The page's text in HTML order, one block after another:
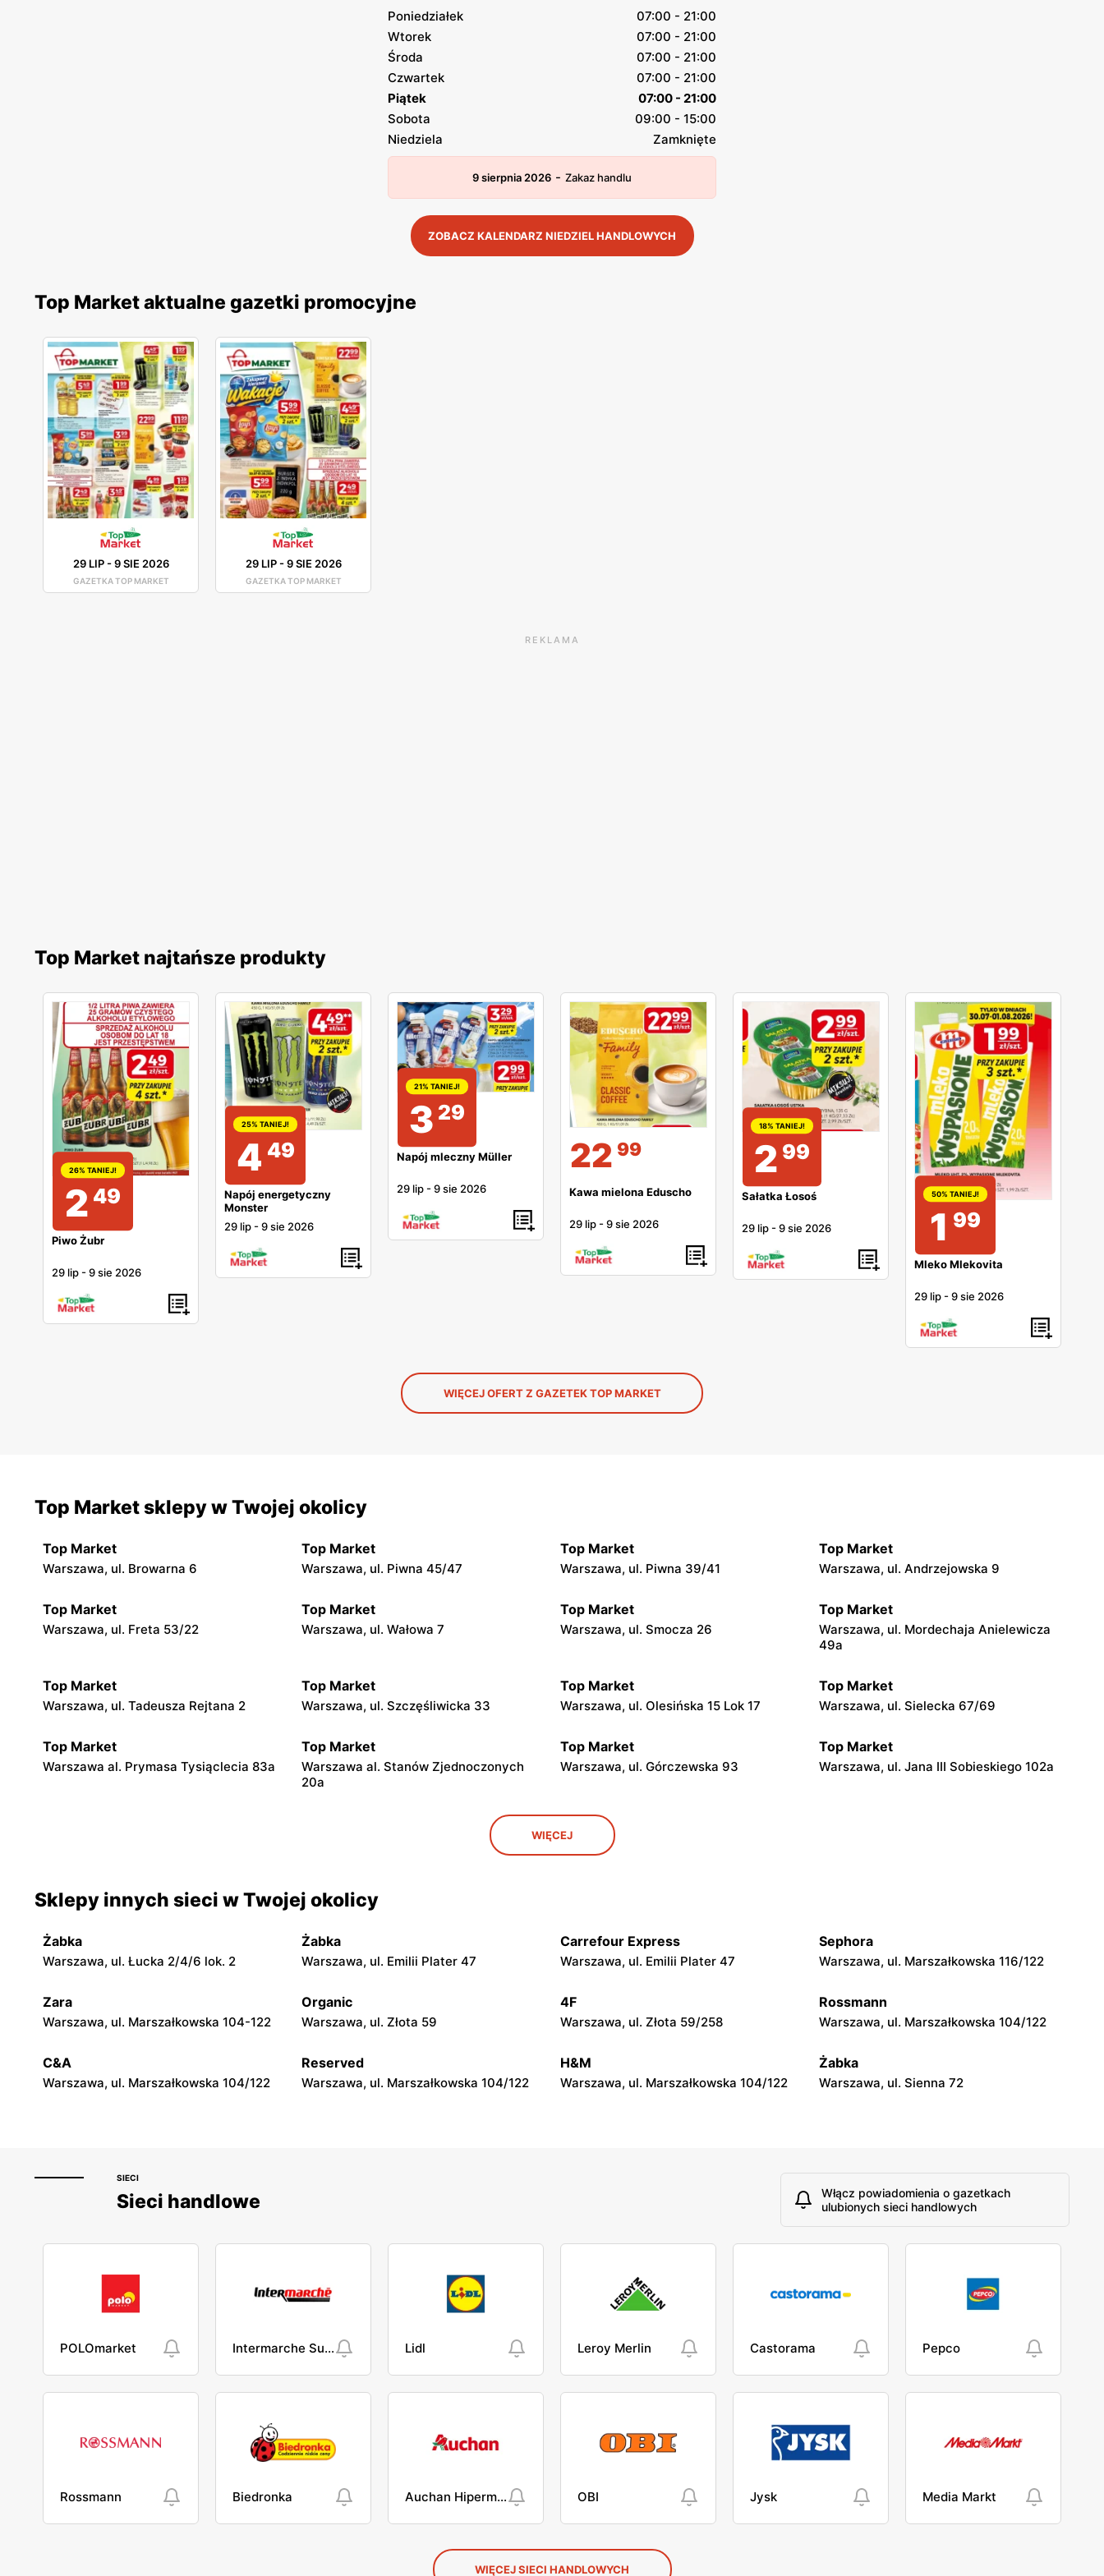
Poniedziałek
07:00 - 21:00
Wtorek
07:00 - 21:00
Środa
07:00 - 21:00
Czwartek
07:00 - 21:00
Piątek
07:00 - 21:00
Sobota
09:00 - 15:00
Niedziela
Zamknięte
9 sierpnia 2026 - Zakaz handlu
ZOBACZ KALENDARZ NIEDZIEL HANDLOWYCH
Top Market aktualne gazetki promocyjne
29 LIP-9 SIE 2026
GAZETKA TOP MARKET
29 LIP-9 SIE 2026
GAZETKA TOP MARKET
REKLAMA
Top Market najtańsze produkty
26% TANIEJ!
2 49
Piwo Żubr
29 lip -9 sie 2026
25% TANIEJ!
4 49
Napój energetyczny
Monster
29 lip -9 sie 2026
21% TANIEJ!
3 29
Napój mleczny Müller
29 lip -9 sie 2026
22 99
Kawa mielona Eduscho
29 lip -9 sie 2026
18% TANIEJ!
2 99
Sałatka Łosoś
29 lip -9 sie 2026
50% TANIEJ!
1 99
Mleko Mlekovita
29 lip -9 sie 2026
WIĘCEJ OFERT Z GAZETEK TOP MARKET
Top Market sklepy w Twojej okolicy
Top Market
Warszawa, ul. Browarna 6
Top Market
Warszawa, ul. Piwna 45/47
Top Market
Warszawa, ul. Piwna 39/41
Top Market
Warszawa, ul. Andrzejowska 9
Top Market
Warszawa, ul. Freta 53/22
Top Market
Warszawa, ul. Wałowa 7
Top Market
Warszawa, ul. Smocza 26
Top Market
Warszawa, ul. Mordechaja Anielewicza
49a
Top Market
Warszawa, ul. Tadeusza Rejtana 2
Top Market
Warszawa, ul. Szczęśliwicka 33
Top Market
Warszawa, ul. Olesińska 15 Lok 17
Top Market
Warszawa, ul. Sielecka 67/69
Top Market
Warszawa al. Prymasa Tysiąclecia 83a
Top Market
Warszawa al. Stanów Zjednoczonych
20a
Top Market
Warszawa, ul. Górczewska 93
Top Market
Warszawa, ul. Jana III Sobieskiego 102a
Warszawa, ul. Żwirki i Wigury 17
Top Market
Warszawa al. Krakowska 274
Top Market
Broniewskiego 85
Top Market
Warszawa, ul. Jana III Sobieskiego 60/14
Warszawa, ul. Tadeusza
Rechniewskiego 8
Warszawa, ul. Gotarda 16 Warszawa, ul. Nicejska 2
Warszawa, ul. Łabiszyńska 21 Warszawa, ul. Sęczkowa 60 Warszawa, ul. pasaż Stokłosy 11
Top Market
Warszawa, ul. Nowoursynowska 161
WIĘCEJ
Sklepy innych sieci w Twojej okolicy
Żabka
Warszawa, ul. Łucka 2/4/6 lok. 2
Żabka
Warszawa, ul. Emilii Plater 47
Carrefour Express
Warszawa, ul. Emilii Plater 47
Sephora
Warszawa, ul. Marszałkowska 116/122
Zara
Warszawa, ul. Marszałkowska 104-122
Organic
Warszawa, ul. Złota 59
4F
Warszawa, ul. Złota 59/258
Rossmann
Warszawa, ul. Marszałkowska 104/122
C&A
Warszawa, ul. Marszałkowska 104/122
Reserved
Warszawa, ul. Marszałkowska 104/122
H&M
Warszawa, ul. Marszałkowska 104/122
Żabka
Warszawa, ul. Sienna 72
SIECI
Sieci handlowe
Włącz powiadomienia o gazetkach
ulubionych sieci handlowych
POLOmarket Intermarche Super Lidl Leroy Merlin Castorama Pepco
Rossmann Biedronka Auchan Hipermarket OBI Jysk Media Markt
WIĘCEJ SIECI HANDLOWYCH